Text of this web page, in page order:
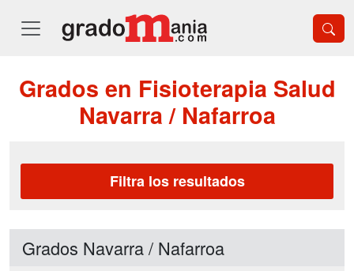
Grados en Fisioterapia Salud
Navarra / Nafarroa
Filtra los resultados
Grados Navarra / Nafarroa